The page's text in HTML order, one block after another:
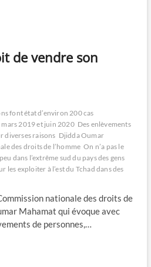
de vendre son
font état d’environ 200 cas
mars 2019 et juin 2020 Des enlèvements
diverses raisons Djidda Oumar
des droits de l’homme On n’a pas le
dans l’extrême sud du pays des gens
les exploiter à l’est du Tchad dans des
nationale des droits de
Mahamat qui évoque avec
de personnes,…